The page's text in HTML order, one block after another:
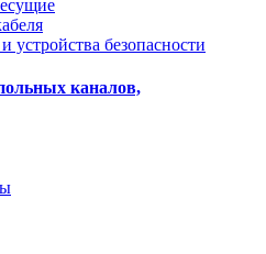
устройства безопасности
каналов,